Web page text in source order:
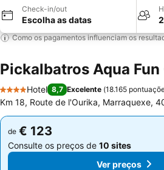
Check-in/out
Escolha as datas
Como os pagamentos influenciam os
Pickalbatros Aqua Fun
4 Estrelas
Hotel 8,7 Excelente (18.165
Km 18, Route de l'Ourika, Marraquexe,
de € 123
Consulte os preços de 10 sites
Ver preços
de € 123
Consulte os preços de 10 sites
Ver preços